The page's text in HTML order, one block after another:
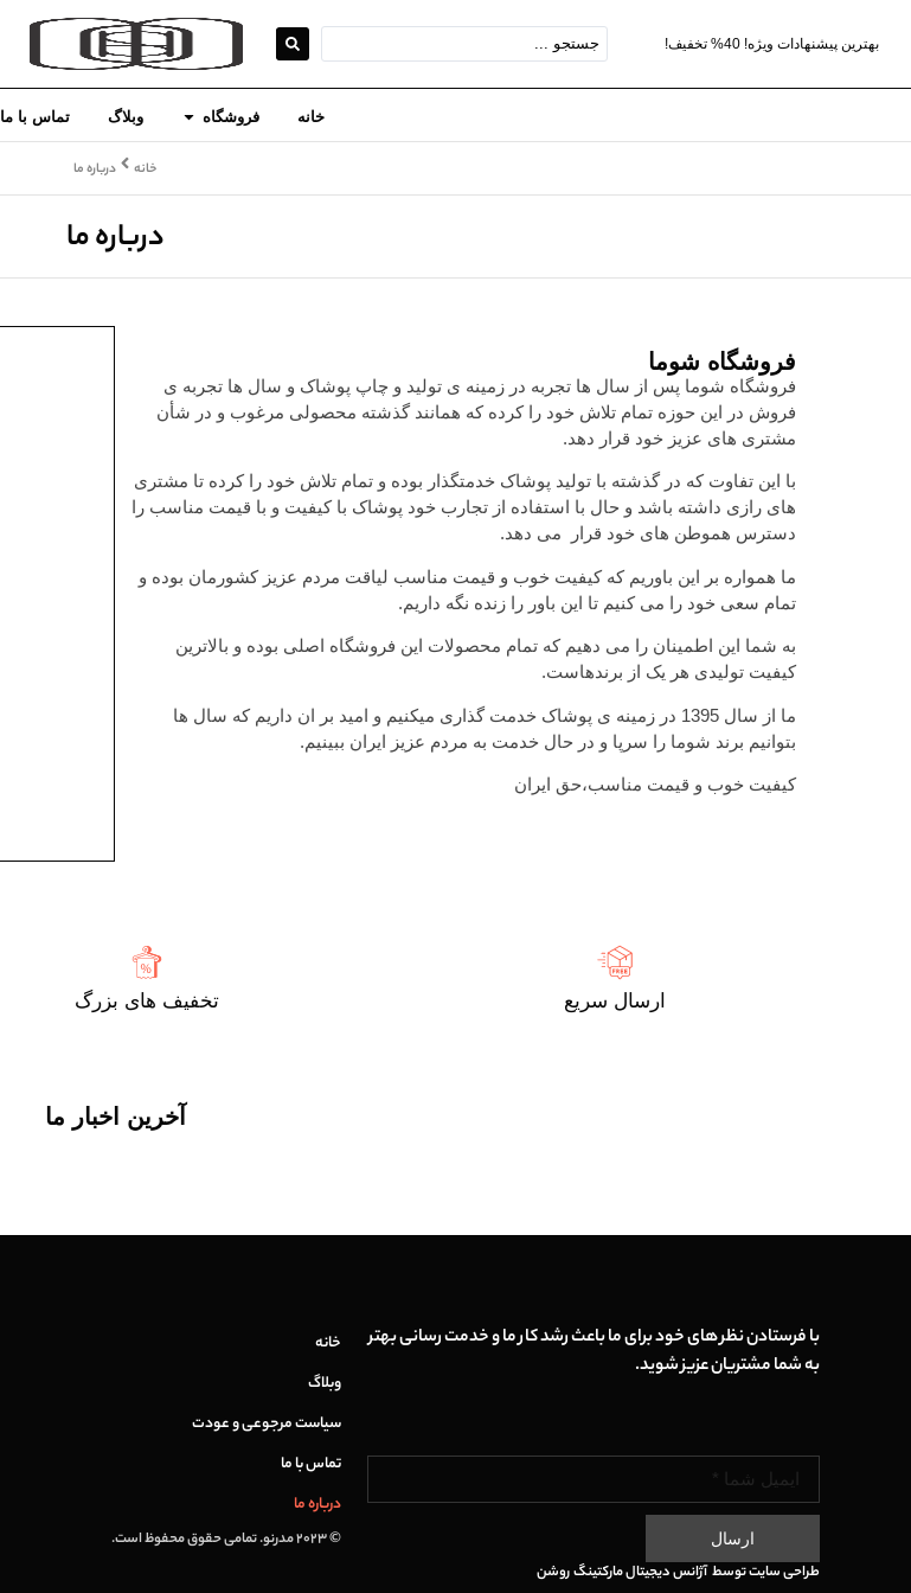
بهترین پیشنهادات ویژه! 40% تخفیف!
خانه فروشگاه وبلاگ تماس با ما
خانه درباره ما
درباره ما
فروشگاه شوما
فروشگاه شوما پس از سال ها تجربه در زمینه ی تولید و چاپ پوشاک و سال ها تجربه ی
فروش در این حوزه تمام تلاش خود را کرده که همانند گذشته محصولی مرغوب و در شأن
مشتری های عزیز خود قرار دهد.
با این تفاوت که در گذشته با تولید پوشاک خدمتگذار بوده و تمام تلاش خود را کرده تا مشتری
های رازی داشته باشد و حال با استفاده از تجارب خود پوشاک با کیفیت و با قیمت مناسب را
دسترس هموطن های خود قرار می دهد.
ما همواره بر این باوریم که کیفیت خوب و قیمت مناسب لیاقت مردم عزیز کشورمان بوده و
تمام سعی خود را می کنیم تا این باور را زنده نگه داریم.
به شما این اطمینان را می دهیم که تمام محصولات این فروشگاه اصلی بوده و بالاترین
کیفیت تولیدی هر یک از برندهاست.
ما از سال 1395 در زمینه ی پوشاک خدمت گذاری میکنیم و امید بر ان داریم که سال ها
بتوانیم برند شوما را سرپا و در حال خدمت به مردم عزیز ایران ببینیم.
کیفیت خوب و قیمت مناسب،حق ایران
ارسال سریع تخفیف های بزرگ
آخرین اخبار ما
با فرستادن نظر های خود برای ما باعث رشد کار ما و خدمت رسانی بهتر
به شما مشتریان عزیز شوید.
ارسال
طراحی سایتتوسطآژانس دیجیتال مارکتینگروشن
خانه
وبلاگ
سیاست مرجوعی و عودت
تماس با ما
درباره ما
© 2023 مدرنو. تمامی حقوق محفوظ است.